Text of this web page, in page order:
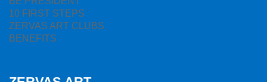
10 FIRST STEPS
ZERVAS ART CLUBS
BENEFITS